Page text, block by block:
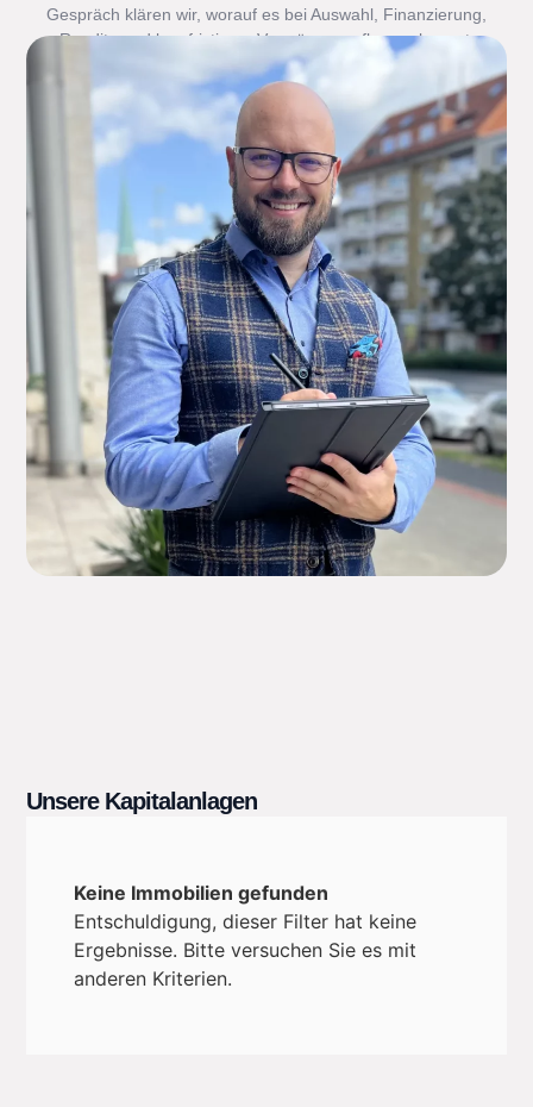
Gespräch klären wir, worauf es bei Auswahl, Finanzierung,
Rendite und langfristigem Vermögensaufbau ankommt.
Unsere Kapitalanlagen
Keine Immobilien gefunden
Entschuldigung, dieser Filter hat keine
Ergebnisse. Bitte versuchen Sie es mit
anderen Kriterien.